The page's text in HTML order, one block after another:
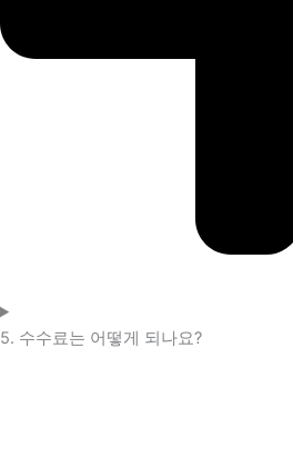
5. 수수료는 어떻게 되나요?